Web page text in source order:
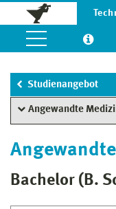
Studienangebot
Angewandte
Bachelor (B.